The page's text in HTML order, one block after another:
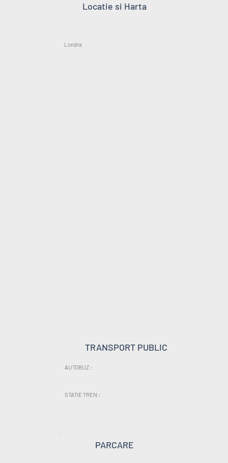
Locatie si Harta
Londra
TRANSPORT PUBLIC
AUTOBUZ :
STATIE TREN :
PARCARE